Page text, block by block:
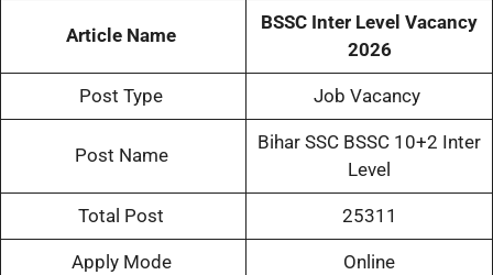
Article Name
BSSC Inter Level Vacancy
2026
Post Type Job Vacancy
Post Name
Bihar SSC BSSC 10+2 Inter
Level
Total Post 25311
Apply Mode Online